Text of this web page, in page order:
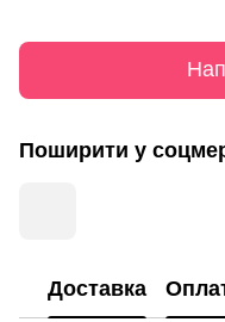
Поширити у
Доставка